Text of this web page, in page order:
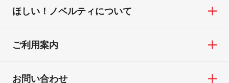
ほしい！ノベルティについて
ご利用案内
お問い合わせ